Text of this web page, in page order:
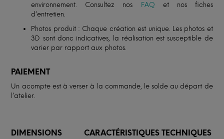
environnement. Consultez nos FAQ et nos fiches
d’entretien.
Photos produit : Chaque création est unique. Les photos et
3D sont donc indicatives, la réalisation est susceptible de
varier par rapport aux photos.
PAIEMENT
Un acompte est à verser à la commande, le solde au départ de
l’atelier.
DIMENSIONS CARACTÉRISTIQUES TECHNIQUES